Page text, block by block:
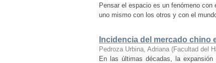
Pensar el espacio es un fenómeno
uno mismo con los otros y con el
Incidencia del mercado
Pedroza Urbina, Adriana (Facultad del
En las últimas décadas, la